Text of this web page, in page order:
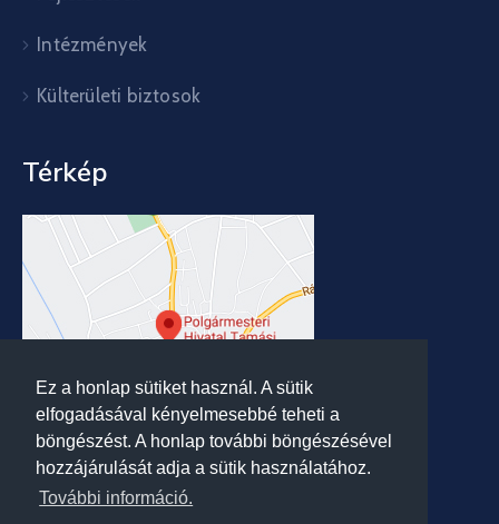
Ez a honlap sütiket használ. A sütik
elfogadásával kényelmesebbé teheti a
böngészést. A honlap további böngészésével
hozzájárulását adja a sütik használatához.
További információ.
Intézmények
Külterületi biztosok
Térkép